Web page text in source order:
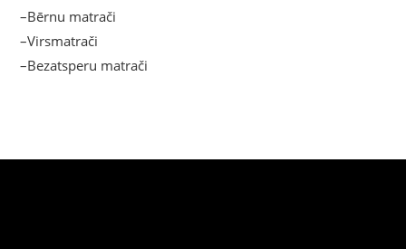
–Bērnu matrači
–Virsmatrači
–Bezatsperu matrači